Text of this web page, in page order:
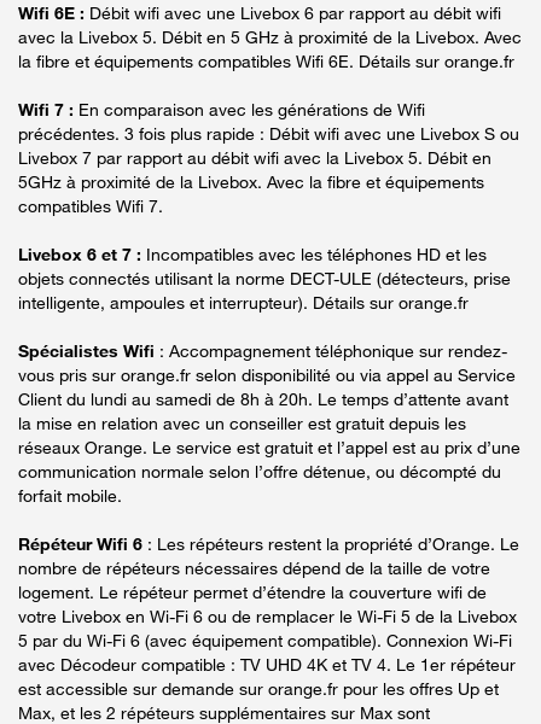
Wifi 6E : Débit wifi avec une Livebox 6 par rapport au débit wifi
avec la Livebox 5. Débit en 5 GHz à proximité de la Livebox. Avec
la fibre et équipements compatibles Wifi 6E. Détails sur orange.fr
Wifi 7 : En comparaison avec les générations de Wifi
précédentes. 3 fois plus rapide : Débit wifi avec une Livebox S ou
Livebox 7 par rapport au débit wifi avec la Livebox 5. Débit en
5GHz à proximité de la Livebox. Avec la fibre et équipements
compatibles Wifi 7.
Livebox 6 et 7 : Incompatibles avec les téléphones HD et les
objets connectés utilisant la norme DECT-ULE (détecteurs, prise
intelligente, ampoules et interrupteur). Détails sur orange.fr
Spécialistes Wifi : Accompagnement téléphonique sur rendez-
vous pris sur orange.fr selon disponibilité ou via appel au Service
Client du lundi au samedi de 8h à 20h. Le temps d’attente avant
la mise en relation avec un conseiller est gratuit depuis les
réseaux Orange. Le service est gratuit et l’appel est au prix d’une
communication normale selon l’offre détenue, ou décompté du
forfait mobile.
Répéteur Wifi 6 : Les répéteurs restent la propriété d’Orange. Le
nombre de répéteurs nécessaires dépend de la taille de votre
logement. Le répéteur permet d’étendre la couverture wifi de
votre Livebox en Wi-Fi 6 ou de remplacer le Wi-Fi 5 de la Livebox
5 par du Wi-Fi 6 (avec équipement compatible). Connexion Wi-Fi
avec Décodeur compatible : TV UHD 4K et TV 4. Le 1er répéteur
est accessible sur demande sur orange.fr pour les offres Up et
Max, et les 2 répéteurs supplémentaires sur Max sont